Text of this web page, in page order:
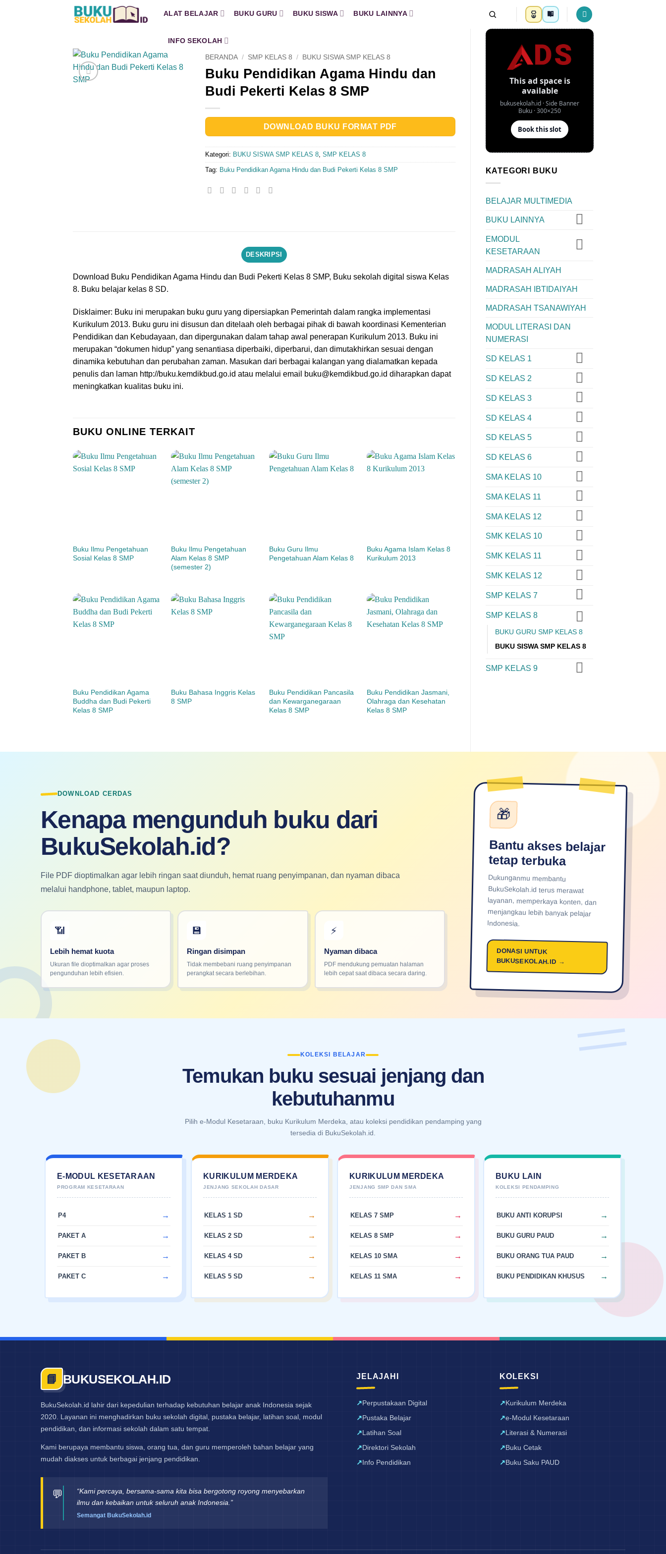
ALAT BELAJAR BUKU GURU BUKU SISWA BUKU LAINNYA
INFO SEKOLAH
KATEGORI BUKU
BELAJAR MULTIMEDIA
BUKU LAINNYA
EMODUL
KESETARAAN
MADRASAH ALIYAH
MADRASAH IBTIDAIYAH
MADRASAH TSANAWIYAH
MODUL LITERASI DAN
NUMERASI
SD KELAS 1
SD KELAS 2
SD KELAS 3
SD KELAS 4
SD KELAS 5
SD KELAS 6
SMA KELAS 10
SMA KELAS 11
SMA KELAS 12
SMK KELAS 10
SMK KELAS 11
SMK KELAS 12
SMP KELAS 7
SMP KELAS 8
BUKU GURU SMP KELAS 8
BUKU SISWA SMP KELAS 8
SMP KELAS 9
BERANDA / SMP KELAS 8 / BUKU SISWA SMP KELAS 8
Buku Pendidikan Agama Hindu dan
Budi Pekerti Kelas 8 SMP
DOWNLOAD BUKU FORMAT PDF
Kategori: BUKU SISWA SMP KELAS 8 ,SMP KELAS 8
Tag: Buku Pendidikan Agama Hindu dan Budi Pekerti Kelas 8 SMP
DESKRIPSI
Download Buku Pendidikan Agama Hindu dan Budi Pekerti Kelas 8 SMP, Buku sekolah digital siswa Kelas
8. Buku belajar kelas 8 SD.
Disklaimer: Buku ini merupakan buku guru yang dipersiapkan Pemerintah dalam rangka implementasi
Kurikulum 2013. Buku guru ini disusun dan ditelaah oleh berbagai pihak di bawah koordinasi Kementerian
Pendidikan dan Kebudayaan, dan dipergunakan dalam tahap awal penerapan Kurikulum 2013. Buku ini
merupakan “dokumen hidup” yang senantiasa diperbaiki, diperbarui, dan dimutakhirkan sesuai dengan
dinamika kebutuhan dan perubahan zaman. Masukan dari berbagai kalangan yang dialamatkan kepada
penulis dan laman http://buku.kemdikbud.go.id atau melalui email buku@kemdikbud.go.id diharapkan dapat
meningkatkan kualitas buku ini.
BUKU ONLINE TERKAIT
Buku Ilmu Pengetahuan
Sosial Kelas 8 SMP
Buku Ilmu Pengetahuan
Alam Kelas 8 SMP
(semester 2)
Buku Guru Ilmu
Pengetahuan Alam Kelas 8
Buku Agama Islam Kelas 8
Kurikulum 2013
Buku Pendidikan Agama
Buddha dan Budi Pekerti
Kelas 8 SMP
Buku Bahasa Inggris Kelas
8 SMP
Buku Pendidikan Pancasila
dan Kewarganegaraan
Kelas 8 SMP
Buku Pendidikan Jasmani,
Olahraga dan Kesehatan
Kelas 8 SMP
DOWNLOAD CERDAS
Kenapa mengunduh buku dari
BukuSekolah.id?
File PDF dioptimalkan agar lebih ringan saat diunduh, hemat ruang penyimpanan, dan nyaman dibaca
melalui handphone, tablet, maupun laptop.
📶
Lebih hemat kuota
Ukuran file dioptimalkan agar proses
pengunduhan lebih efisien.
💾
Ringan disimpan
Tidak membebani ruang penyimpanan
perangkat secara berlebihan.
⚡
Nyaman dibaca
PDF mendukung pemuatan halaman
lebih cepat saat dibaca secara daring.
🎁
Bantu akses belajar
tetap terbuka
Dukunganmu membantu
BukuSekolah.id terus merawat
layanan, memperkaya konten, dan
menjangkau lebih banyak pelajar
Indonesia.
DONASI UNTUK
BUKUSEKOLAH.ID →
KOLEKSI BELAJAR
Temukan buku sesuai jenjang dan
kebutuhanmu
Pilih e-Modul Kesetaraan, buku Kurikulum Merdeka, atau koleksi pendidikan pendamping yang
tersedia di BukuSekolah.id.
E-MODUL KESETARAAN
P4
PAKET A
PAKET B
PAKET C
KURIKULUM MERDEKA
KELAS 1 SD
KELAS 2 SD
KELAS 4 SD
KELAS 5 SD
KURIKULUM MERDEKA
KELAS 7 SMP
KELAS 8 SMP
KELAS 10 SMA
KELAS 11 SMA
BUKU LAIN
BUKU ANTI KORUPSI
BUKU GURU PAUD
BUKU ORANG TUA PAUD
BUKU PENDIDIKAN KHUSUS
📘 BUKUSEKOLAH.ID
BukuSekolah.id lahir dari kepedulian terhadap kebutuhan belajar anak Indonesia sejak
2020. Layanan ini menghadirkan buku sekolah digital, pustaka belajar, latihan soal, modul
pendidikan, dan informasi sekolah dalam satu tempat.
Kami berupaya membantu siswa, orang tua, dan guru memperoleh bahan belajar yang
mudah diakses untuk berbagai jenjang pendidikan.
💬
“Kami percaya, bersama-sama kita bisa bergotong royong menyebarkan
ilmu dan kebaikan untuk seluruh anak Indonesia.”
Semangat BukuSekolah.id
JELAJAHI
Perpustakaan Digital
Pustaka Belajar
Latihan Soal
Direktori Sekolah
Info Pendidikan
KOLEKSI
Kurikulum Merdeka
e-Modul Kesetaraan
Literasi & Numerasi
Buku Cetak
Buku Saku PAUD